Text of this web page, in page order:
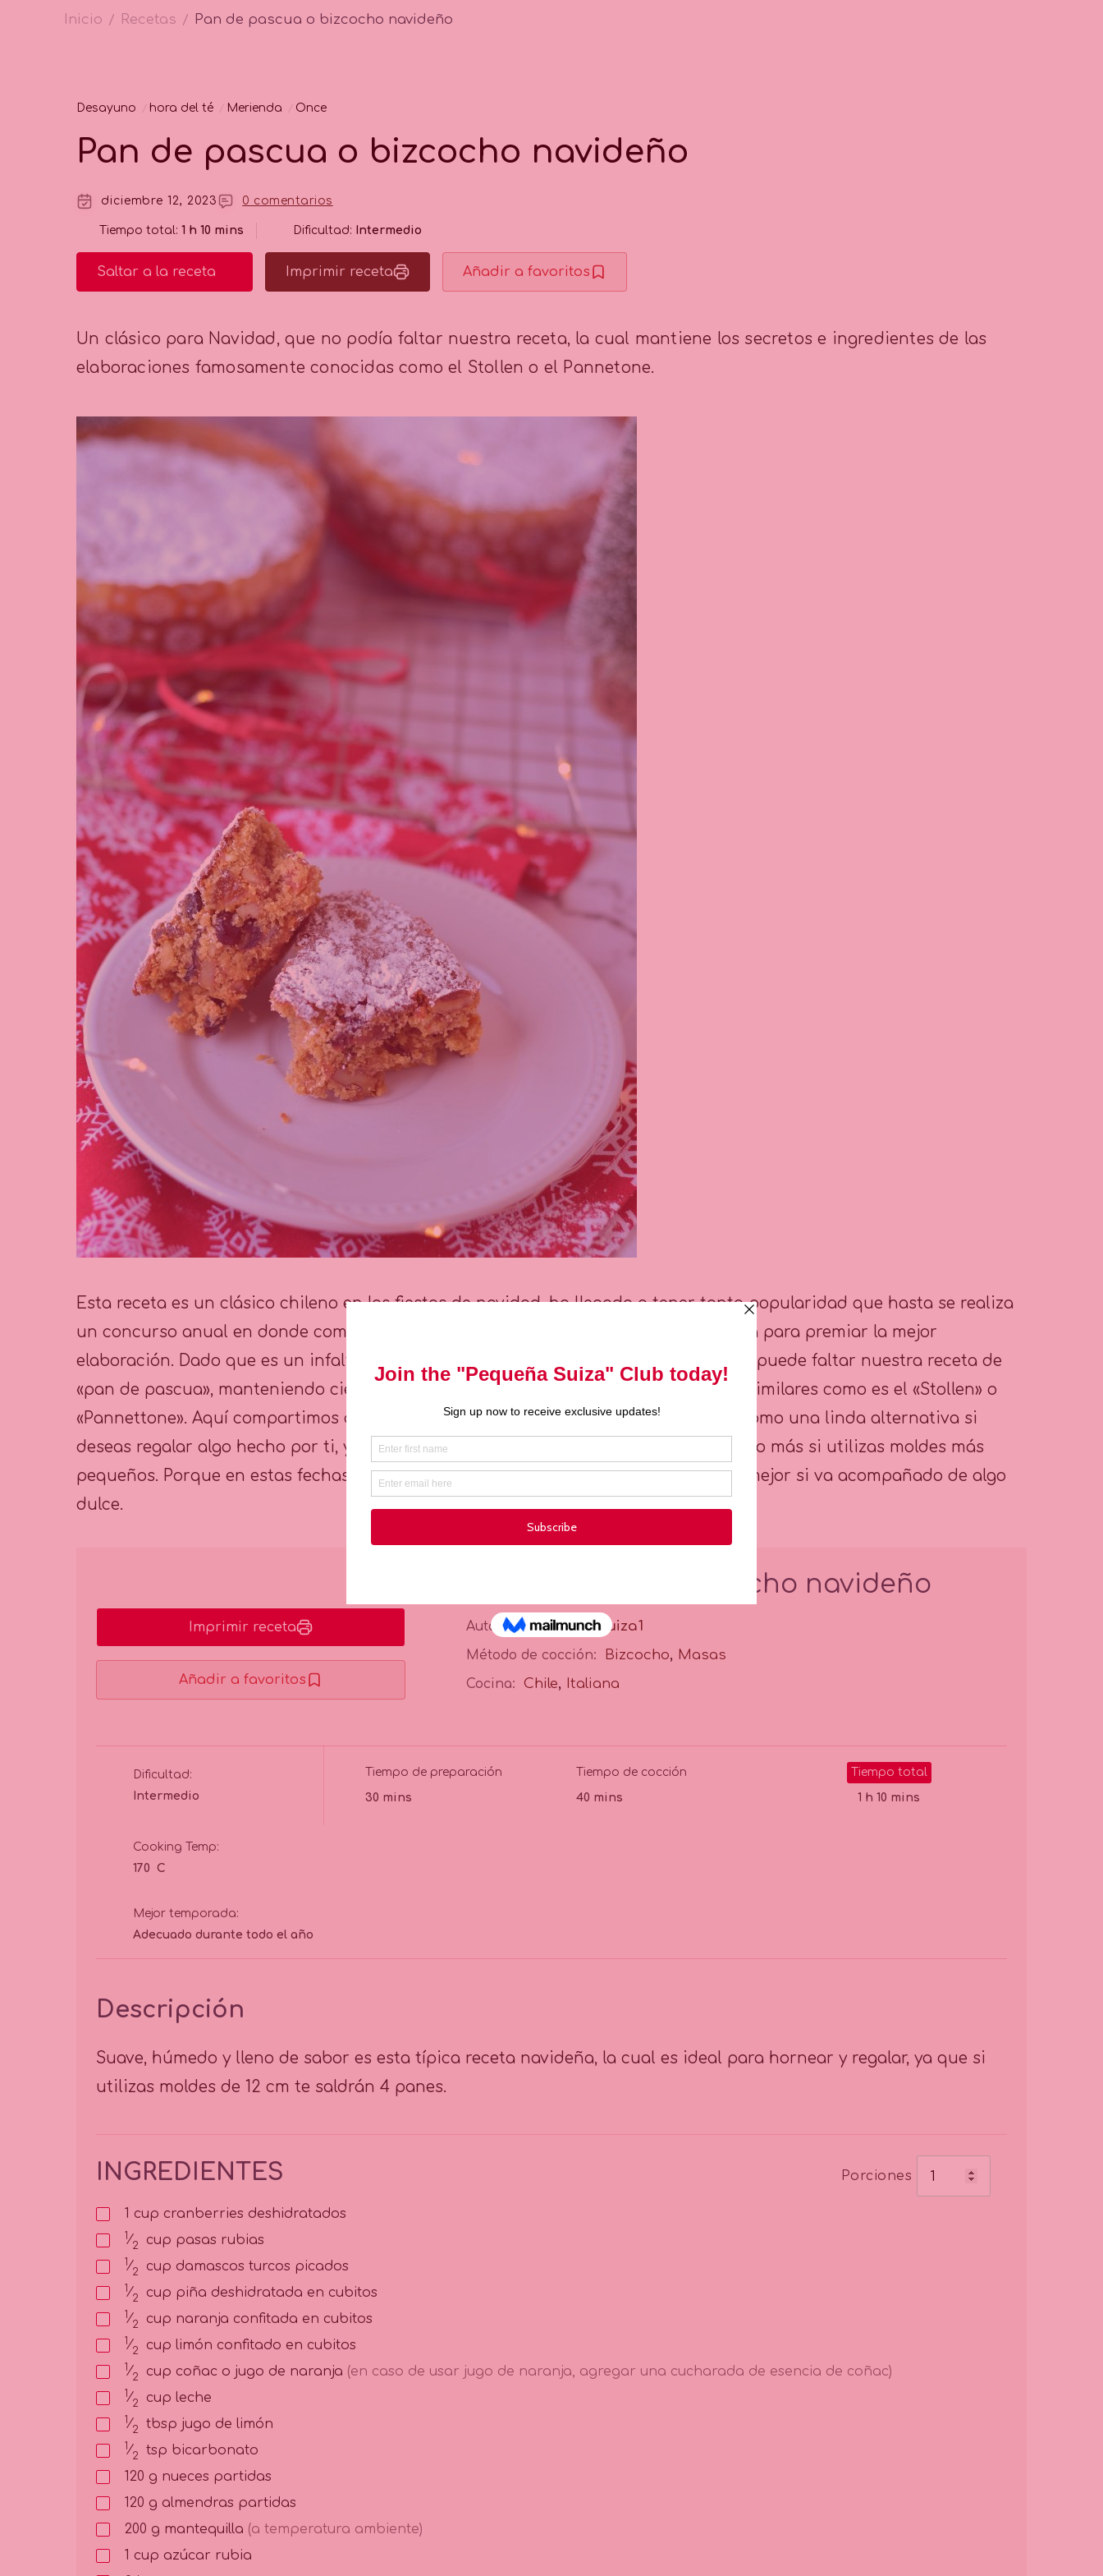
Inicio / Recetas / Pan de pascua o bizcocho navideño
Desayuno hora del té Merienda Once
Pan de pascua o bizcocho navideño
diciembre 12, 2023 0 comentarios
Tiempo total: 1 h 10 mins Dificultad: Intermedio
Saltar a la receta Imprimir receta Añadir a favoritos
Un clásico para Navidad, que no podía faltar nuestra receta, la cual mantiene los secretos e ingredientes de las
elaboraciones famosamente conocidas como el Stollen o el Pannetone.
Esta receta es un clásico chileno en las fiestas de navidad, ha llegado a tener tanta popularidad que hasta se realiza
un concurso anual en donde compiten diferentes panaderías y tiendas de repostería para premiar la mejor
elaboración. Dado que es un infaltable a la hora de la once o como regalo, es que no puede faltar nuestra receta de
«pan de pascua», manteniendo ciertos estándares clásicos provenientes de recetas similares como es el «Stollen» o
«Pannettone». Aquí compartimos contigo nuestra receta, la cual además te servirá como una linda alternativa si
deseas regalar algo hecho por ti, ya que te pueden salir 4 panes en moldes de 12 cm o más si utilizas moldes más
pequeños. Porque en estas fechas, el tiempo que regalas a otros, es de gran valor y mejor si va acompañado de algo
dulce.
Imprimir receta
Añadir a favoritos
Pan de pascua o bizcocho navideño
Autor: lapequenasuiza1
Método de cocción: Bizcocho, Masas
Cocina: Chile, Italiana
Dificultad:
Intermedio
Tiempo de preparación
30 mins
Tiempo de cocción
40 mins
Tiempo total
1 h 10 mins
Cooking Temp:
170 C
Mejor temporada:
Adecuado durante todo el año
Descripción
Suave, húmedo y lleno de sabor es esta típica receta navideña, la cual es ideal para hornear y regalar, ya que si
utilizas moldes de 12 cm te saldrán 4 panes.
INGREDIENTES Porciones
1 cup cranberries deshidratados
1⁄2 cup pasas rubias
1⁄2 cup damascos turcos picados
1⁄2 cup piña deshidratada en cubitos
1⁄2 cup naranja confitada en cubitos
1⁄2 cup limón confitado en cubitos
1⁄2 cup coñac o jugo de naranja (en caso de usar jugo de naranja, agregar una cucharada de esencia de coñac)
1⁄2 cup leche
1⁄2 tbsp jugo de limón
1⁄2 tsp bicarbonato
120 g nueces partidas
120 g almendras partidas
200 g mantequilla (a temperatura ambiente)
1 cup azúcar rubia